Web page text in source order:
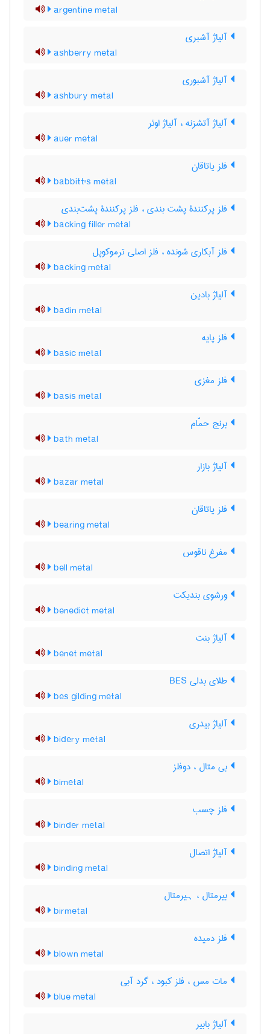
argentine metal
آلیاژ آشبری
ashberry metal
آلیاژ آشبوری
ashbury metal
آلیاژ آتشزنه ، آلیاژ اوئر
auer metal
فلز یاتاقان
babbitt's metal
فلز پرکنندۀ پشت بندی ، فلز پرکنندۀ پشت‌بندی
backing filler metal
فلز آبکاری شونده ، فلز اصلی ترموکوپل
backing metal
آلیاژ بادین
badin metal
فلز پایه
basic metal
فلز مغزی
basis metal
برنج حمّام
bath metal
آلیاژ بازار
bazar metal
فلز یاتاقان
bearing metal
مفرغ ناقوس
bell metal
ورشوی بندیکت
benedict metal
آلیاژ بنت
benet metal
طلای بدلی BES
bes gilding metal
آلیاژ بیدری
bidery metal
بی متال ، دوفلز
bimetal
فلز چسب
binder metal
آلیاژ اتصال
binding metal
بیرمتال ، ہیرمتال
birmetal
فلز دمیده
blown metal
مات مس ، فلز کبود ، گرد آبی
blue metal
آلیاژ بابیر